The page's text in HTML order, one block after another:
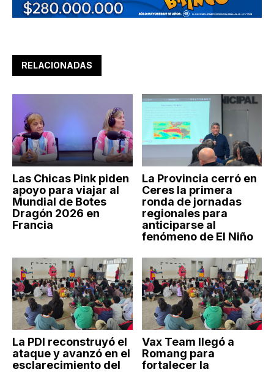
RELACIONADAS
Las Chicas Pink piden
apoyo para viajar al
Mundial de Botes
Dragón 2026 en
Francia
La Provincia cerró en
Ceres la primera
ronda de jornadas
regionales para
anticiparse al
fenómeno de El Niño
La PDI reconstruyó el
ataque y avanzó en el
esclarecimiento del
Vax Team llegó a
Romang para
fortalecer la